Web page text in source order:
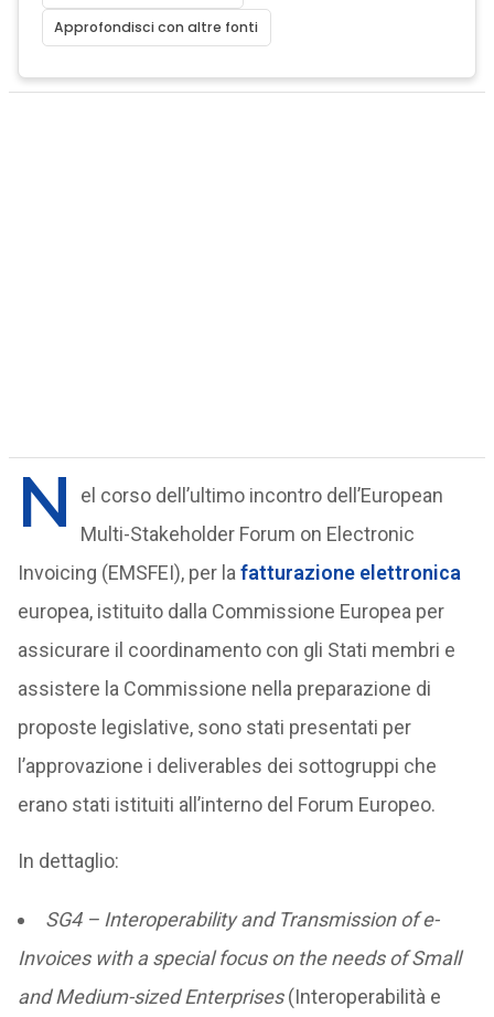
Approfondisci con altre fonti
N
el corso dell’ultimo incontro dell’European
Multi-Stakeholder Forum on Electronic
Invoicing (EMSFEI), per la fatturazione elettronica
europea, istituito dalla Commissione Europea per
assicurare il coordinamento con gli Stati membri e
assistere la Commissione nella preparazione di
proposte legislative, sono stati presentati per
l’approvazione i deliverables dei sottogruppi che
erano stati istituiti all’interno del Forum Europeo.
In dettaglio:
SG4 – Interoperability and Transmission of e-
Invoices with a special focus on the needs of Small
and Medium-sized Enterprises(Interoperabilità e